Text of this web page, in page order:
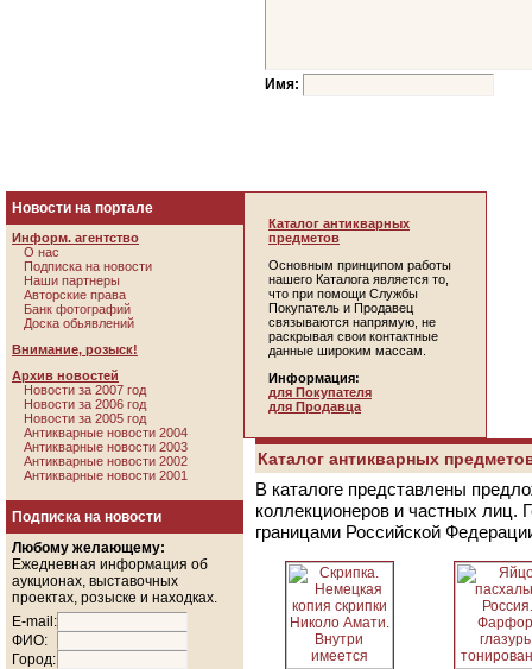
Имя:
Новости на портале
Информ. агентство
О нас
Подписка на новости
Наши партнеры
Авторские права
Банк фотографий
Доска обьявлений
Внимание, розыск!
Архив новостей
Новости за 2007 год
Новости за 2006 год
Новости за 2005 год
Антикварные новости 2004
Антикварные новости 2003
Антикварные новости 2002
Антикварные новости 2001
Подписка на новости
Любому желающему:
Ежедневная информация об
аукционах, выставочных
проектах, розыске и находках.
E-mail:
ФИО:
Город:
Каталог антикварных
предметов
Основным принципом работы
нашего Каталога является то,
что при помощи Службы
Покупатель и Продавец
связываются напрямую, не
раскрывая свои контактные
данные широким массам.
Информация:
для Покупателя
для Продавца
Каталог антикварных
В каталоге представлены
коллекционеров и частных лиц.
границами Российской